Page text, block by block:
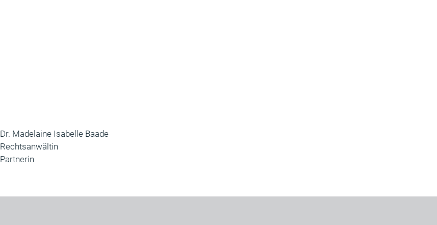
Dr. Madelaine Isabelle Baade
Rechtsanwältin
Partnerin